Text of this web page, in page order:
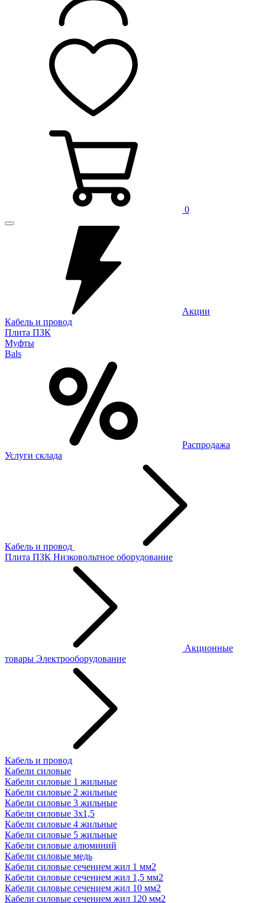
0
Акции
Кабель и провод
Плита ПЗК
Муфты
Bals
Распродажа
Услуги склада
Кабель и провод
Плита ПЗК Низковольтное оборудование
Акционные
товары Электрооборудование
Кабель и провод
Кабели силовые
Кабели силовые 1 жильные
Кабели силовые 2 жильные
Кабели силовые 3 жильные
Кабели силовые 3х1,5
Кабели силовые 4 жильные
Кабели силовые 5 жильные
Кабели силовые алюминий
Кабели силовые медь
Кабели силовые сечением жил 1 мм2
Кабели силовые сечением жил 1,5 мм2
Кабели силовые сечением жил 10 мм2
Кабели силовые сечением жил 120 мм2